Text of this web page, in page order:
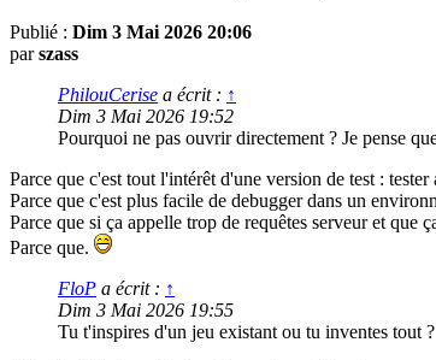
Publié : Dim 3 Mai 2026 20:06
parszass
PhilouCerise a écrit : ↑
Dim 3 Mai 2026 19:52
Pourquoi ne pas ouvrir directement ? Je pense
Parce que c'est tout l'intérêt d'une version de test :
Parce que c'est plus facile de debugger dans un
Parce que si ça appelle trop de requêtes serveur et
Parce que.
FloP a écrit : ↑
Dim 3 Mai 2026 19:55
Tu t'inspires d'un jeu existant ou tu inventes tout ?